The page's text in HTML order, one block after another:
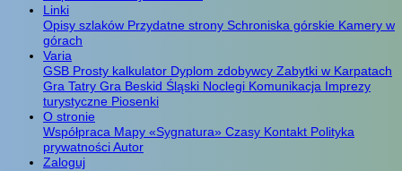
Linki
Opisy szlaków Przydatne strony Schroniska górskie Kamery w
górach
Varia
GSB Prosty kalkulator Dyplom zdobywcy Zabytki w Karpatach
Gra Tatry Gra Beskid Śląski Noclegi Komunikacja Imprezy
turystyczne Piosenki
O stronie
Współpraca Mapy «Sygnatura» Czasy Kontakt Polityka
prywatnościAutor
Zaloguj